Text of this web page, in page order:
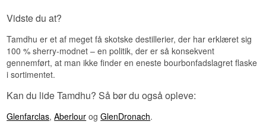
Vidste du at?
Tamdhu er et af meget få skotske destillerier, der har erklæret sig
100 % sherry-modnet – en politik, der er så konsekvent
gennemført, at man ikke finder en eneste bourbonfadslagret flaske
i sortimentet.
Kan du lide Tamdhu? Så bør du også opleve:
Glenfarclas,Aberlour ogGlenDronach.